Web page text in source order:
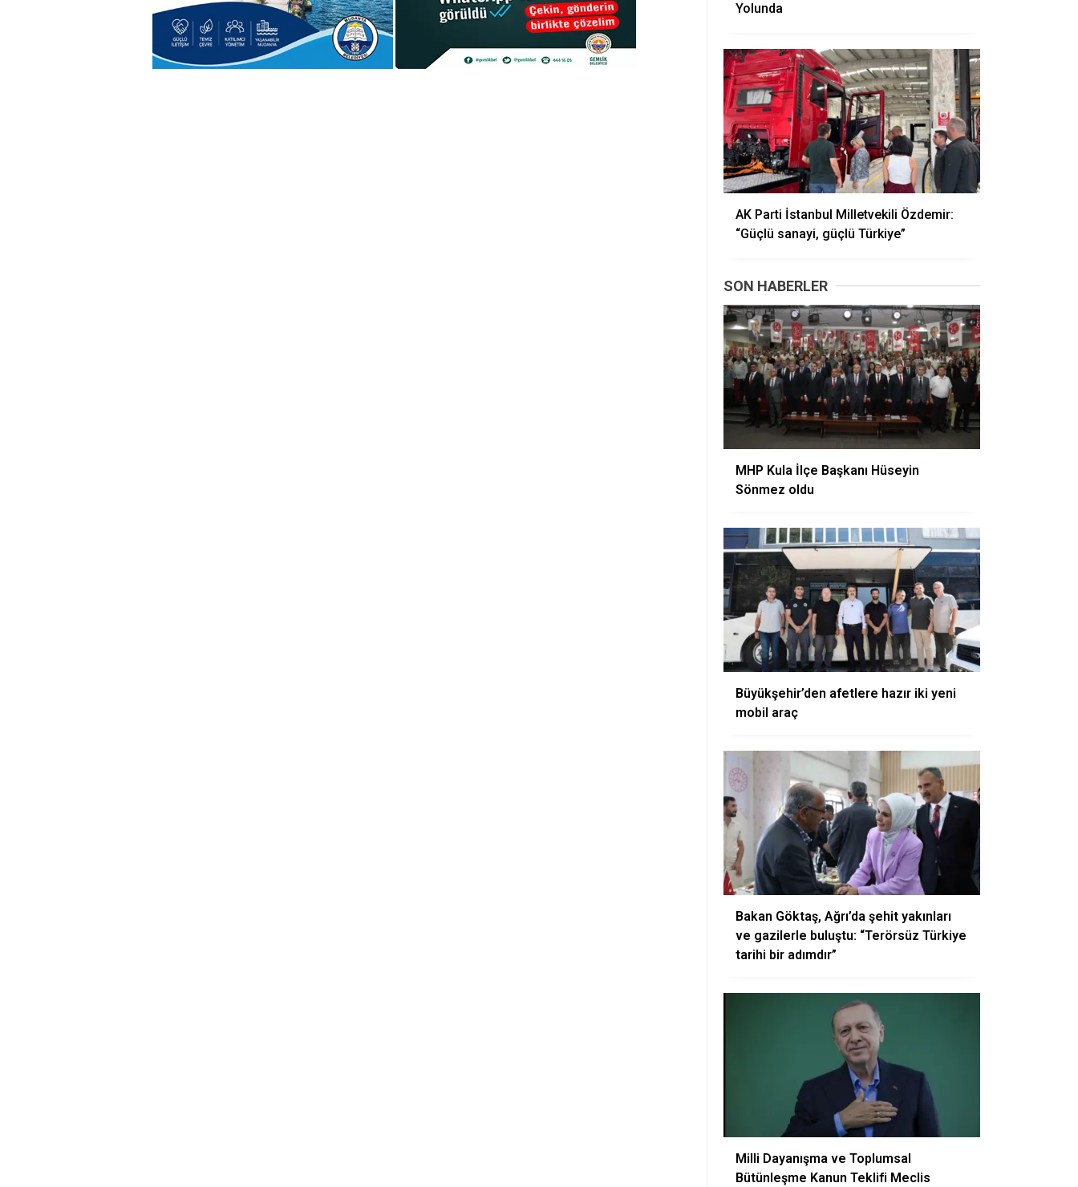
Yolunda
AK Parti İstanbul Milletvekili Özdemir:
“Güçlü sanayi, güçlü Türkiye”
SON HABERLER
MHP Kula İlçe Başkanı Hüseyin
Sönmez oldu
Büyükşehir’den afetlere hazır iki yeni
mobil araç
Bakan Göktaş, Ağrı’da şehit yakınları
ve gazilerle buluştu: “Terörsüz Türkiye
tarihi bir adımdır”
Milli Dayanışma ve Toplumsal
Bütünleşme Kanun Teklifi Meclis